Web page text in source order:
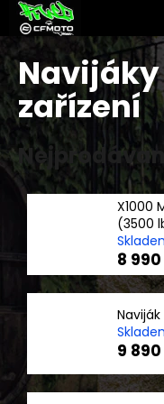
Přejít
obsah
zařízení
X1000
(3500
8
9
o
š
k
Zpět
Zpět
C
o
p
o
t
u
j
e